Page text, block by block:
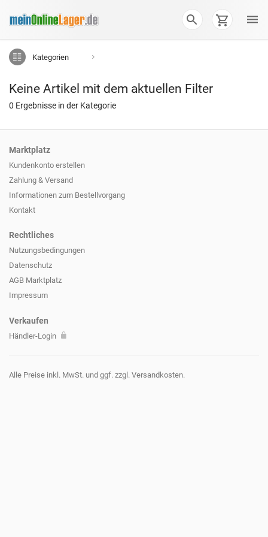
Kategorien
Keine Artikel mit dem aktuellen Filter
0 Ergebnisse in der Kategorie
Marktplatz
Kundenkonto erstellen
Zahlung & Versand
Informationen zum Bestellvorgang
Kontakt
Rechtliches
Nutzungsbedingungen
Datenschutz
AGB Marktplatz
Impressum
Verkaufen
Händler-Login
Alle Preise inkl. MwSt. und ggf. zzgl. Versandkosten.